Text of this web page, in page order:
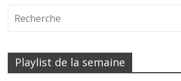
Playlist de la semaine